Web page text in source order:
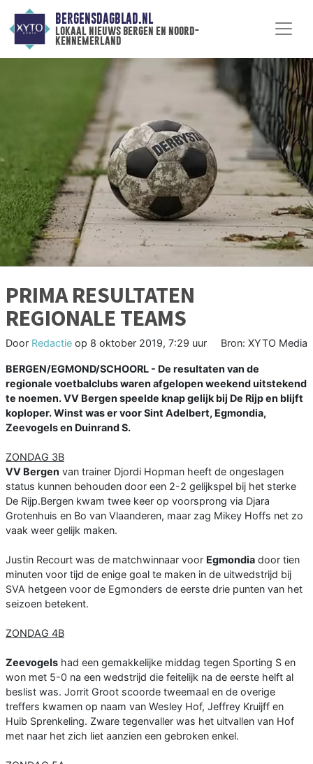
BERGENSDAGBLAD.NL
lokaal nieuws bergen en noord-
kennemerland
PRIMA RESULTATEN
REGIONALE TEAMS
Door Redactie op 8 oktober 2019, 7:29 uur Bron: XYTO Media
BERGEN/EGMOND/SCHOORL - De resultaten van de
regionale voetbalclubs waren afgelopen weekend uitstekend
te noemen. VV Bergen speelde knap gelijk bij De Rijp en blijft
koploper. Winst was er voor Sint Adelbert, Egmondia,
Zeevogels en Duinrand S.
ZONDAG 3B
VV Bergen van trainer Djordi Hopman heeft de ongeslagen
status kunnen behouden door een 2-2 gelijkspel bij het sterke
De Rijp.Bergen kwam twee keer op voorsprong via Djara
Grotenhuis en Bo van Vlaanderen, maar zag Mikey Hoffs net zo
vaak weer gelijk maken.
Justin Recourt was de matchwinnaar voor Egmondia door tien
minuten voor tijd de enige goal te maken in de uitwedstrijd bij
SVA hetgeen voor de Egmonders de eerste drie punten van het
seizoen betekent.
ZONDAG 4B
Zeevogels had een gemakkelijke middag tegen Sporting S en
won met 5-0 na een wedstrijd die feitelijk na de eerste helft al
beslist was. Jorrit Groot scoorde tweemaal en de overige
treffers kwamen op naam van Wesley Hof, Jeffrey Kruijff en
Huib Sprenkeling. Zware tegenvaller was het uitvallen van Hof
met naar het zich liet aanzien een gebroken enkel.